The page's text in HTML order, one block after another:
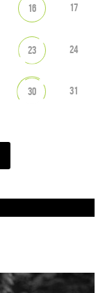
16 17
23 24
30 31